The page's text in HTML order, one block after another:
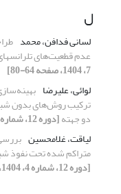
ل
لسانی فدافن، محمد
عدم قطعیت‌های
7، 1404، صفحه 64-80]
لوائی، علیرضا
ترکیب روش‌های بدون
دو جهته[دوره 12، شماره 8، 1404، صفحه 49-60]
لیاقت، غلامحسین
متراکم شده تحت نفوذ
[دوره 12، شماره 4، 1404، صفحه 16-28]